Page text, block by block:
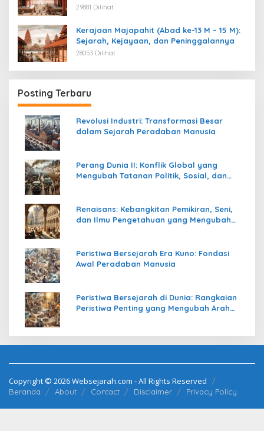
29881 Dilihat
Kerajaan Majapahit (Abad ke-13 M – 15 M):
Sejarah, Kejayaan, dan Peninggalannya
28053 Dilihat
Posting Terbaru
Revolusi Industri: Transformasi Besar
dalam Sejarah Peradaban Manusia
Perang Dunia II: Konflik Global yang
Mengubah Tatanan Politik, Sosial, dan
Renaisans: Kebangkitan Pemikiran, Seni,
dan Ilmu Pengetahuan yang Mengubah
Peristiwa Bersejarah Era Kuno: Fondasi
Awal Peradaban Manusia
Peristiwa Bersejarah di Dunia: Rangkaian
Peristiwa Penting yang Mengubah Arah
Copyright © 2026 Websejarah.com - All Rights Reserved
Beranda About Contact Disclaimer Privacy Policy